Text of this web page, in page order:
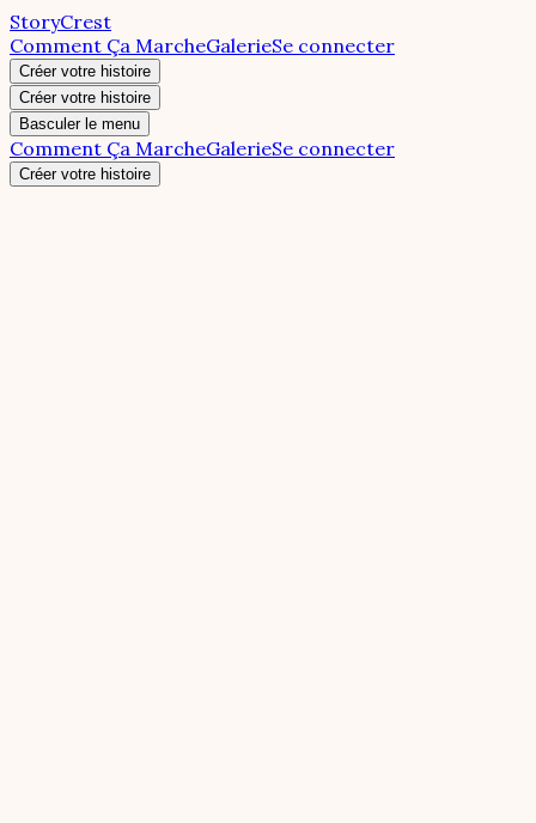
StoryCrest
Comment Ça MarcheGalerieSe connecter
Créer votre histoire
Créer votre histoire
Basculer le menu
Comment Ça MarcheGalerieSe connecter
Créer votre histoire